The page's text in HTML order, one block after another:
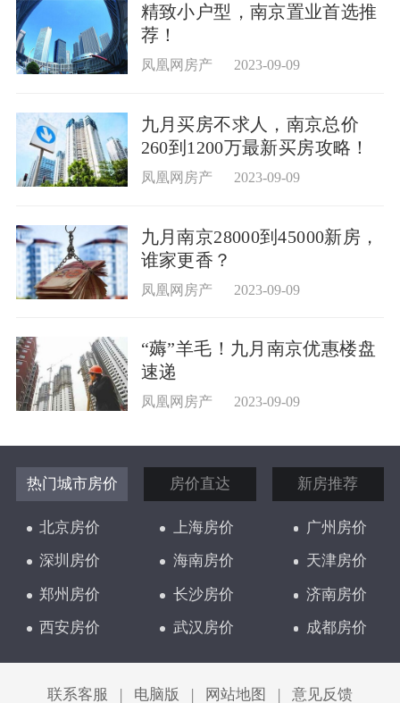
精致小户型，南京置业首选推
荐！
凤凰网房产 2023-09-09
九月买房不求人，南京总价
260到1200万最新买房攻略！
凤凰网房产 2023-09-09
九月南京28000到45000新房，
谁家更香？
凤凰网房产 2023-09-09
“薅”羊毛！九月南京优惠楼盘
速递
凤凰网房产 2023-09-09
热门城市房价 房价直达 新房推荐
北京房价 上海房价
广州房价
深圳房价
海南房价
天津房价
郑州房价
长沙房价
济南房价
西安房价
武汉房价
成都房价
太原房价
联系客服
电脑版 网站地图 意见反馈